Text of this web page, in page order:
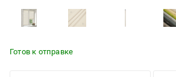
Готов к отправке